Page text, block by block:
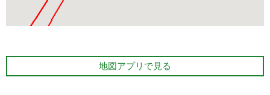
地図アプリで見る